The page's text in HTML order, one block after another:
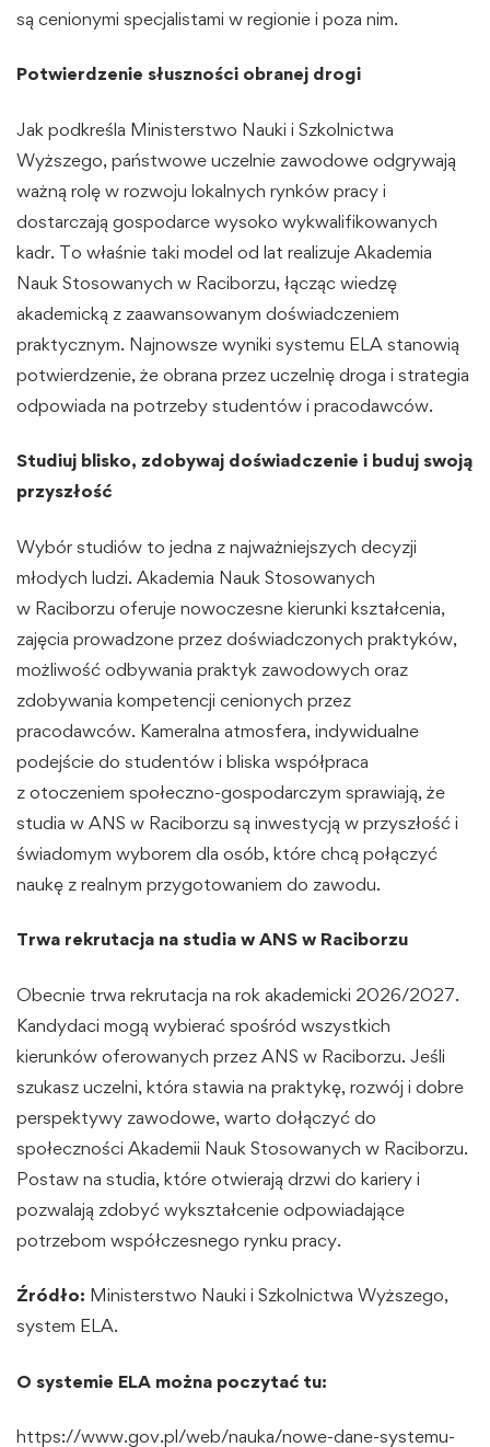
są cenionymi specjalistami w regionie i poza nim.
Potwierdzenie słuszności obranej drogi
Jak podkreśla Ministerstwo Nauki i Szkolnictwa
Wyższego, państwowe uczelnie zawodowe odgrywają
ważną rolę w rozwoju lokalnych rynków pracy i
dostarczają gospodarce wysoko wykwalifikowanych
kadr. To właśnie taki model od lat realizuje Akademia
Nauk Stosowanych w Raciborzu, łącząc wiedzę
akademicką z zaawansowanym doświadczeniem
praktycznym. Najnowsze wyniki systemu ELA stanowią
potwierdzenie, że obrana przez uczelnię droga i strategia
odpowiada na potrzeby studentów i pracodawców.
Studiuj blisko, zdobywaj doświadczenie i buduj swoją
przyszłość
Wybór studiów to jedna z najważniejszych decyzji
młodych ludzi. Akademia Nauk Stosowanych
w Raciborzu oferuje nowoczesne kierunki kształcenia,
zajęcia prowadzone przez doświadczonych praktyków,
możliwość odbywania praktyk zawodowych oraz
zdobywania kompetencji cenionych przez
pracodawców. Kameralna atmosfera, indywidualne
podejście do studentów i bliska współpraca
z otoczeniem społeczno-gospodarczym sprawiają, że
studia w ANS w Raciborzu są inwestycją w przyszłość i
świadomym wyborem dla osób, które chcą połączyć
naukę z realnym przygotowaniem do zawodu.
Trwa rekrutacja na studia w ANS w Raciborzu
Obecnie trwa rekrutacja na rok akademicki 2026/2027.
Kandydaci mogą wybierać spośród wszystkich
kierunków oferowanych przez ANS w Raciborzu. Jeśli
szukasz uczelni, która stawia na praktykę, rozwój i dobre
perspektywy zawodowe, warto dołączyć do
społeczności Akademii Nauk Stosowanych w Raciborzu.
Postaw na studia, które otwierają drzwi do kariery i
pozwalają zdobyć wykształcenie odpowiadające
potrzebom współczesnego rynku pracy.
Źródło: Ministerstwo Nauki i Szkolnictwa Wyższego,
system ELA.
O systemie ELA można poczytać tu:
https://www.gov.pl/web/nauka/nowe-dane-systemu-